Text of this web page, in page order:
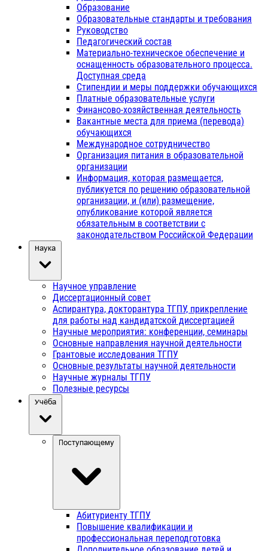
Образование
Образовательные стандарты и требования
Руководство
Педагогический состав
Материально-техническое обеспечение и
оснащенность образовательного процесса.
Доступная среда
Стипендии и меры поддержки обучающихся
Платные образовательные услуги
Финансово-хозяйственная деятельность
Вакантные места для приема (перевода)
обучающихся
Международное сотрудничество
Организация питания в образовательной
организации
Информация, которая размещается,
публикуется по решению образовательной
организации, и (или) размещение,
опубликование которой является
обязательным в соответствии с
законодательством Российской Федерации
Наука
Научное управление
Диссертационный совет
Аспирантура, докторантура ТГПУ, прикрепление
для работы над кандидатской диссертацией
Научные мероприятия: конференции, семинары
Основные направления научной деятельности
Грантовые исследования ТГПУ
Основные результаты научной деятельности
Научные журналы ТГПУ
Полезные ресурсы
Учёба
Поступающему
Абитуриенту ТГПУ
Повышение квалификации и
профессиональная переподготовка